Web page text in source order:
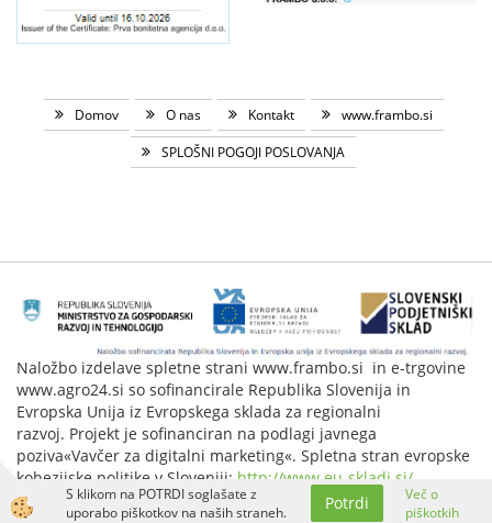
Domov O nas Kontakt
www.frambo.si
SPLOŠNI POGOJI POSLOVANJA
Naložbo izdelave spletne strani www.frambo.si in e-trgovine
www.agro24.si so sofinancirale Republika Slovenija in
Evropska Unija iz Evropskega sklada za regionalni
razvoj. Projekt je sofinanciran na podlagi javnega
poziva«Vavčer za digitalni marketing«. Spletna stran evropske
kohezijske politike v Sloveniji: http://www.eu-skladi.si/
Izdelava spletne trgovine
S klikom na POTRDI soglašate z
uporabo piškotkov na naših straneh.
Potrdi
Več o
piškotkih